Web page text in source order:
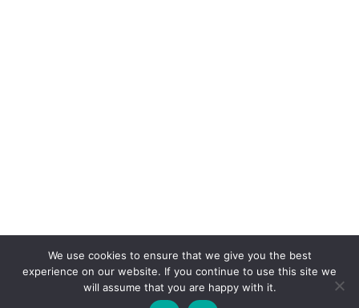
We use cookies to ensure that we give you the best
experience on our website. If you continue to use this site we
will assume that you are happy with it.